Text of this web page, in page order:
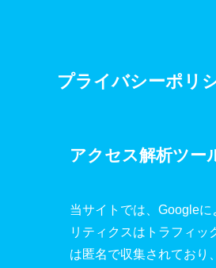
プライバシーポリ
アクセス解析ツー
当サイトでは、Google
リティクスはトラフィッ
は匿名で収集されており